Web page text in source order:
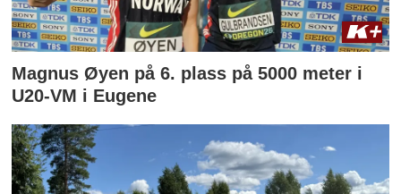
Magnus Øyen på 6. plass på 5000 meter i
U20-VM i Eugene